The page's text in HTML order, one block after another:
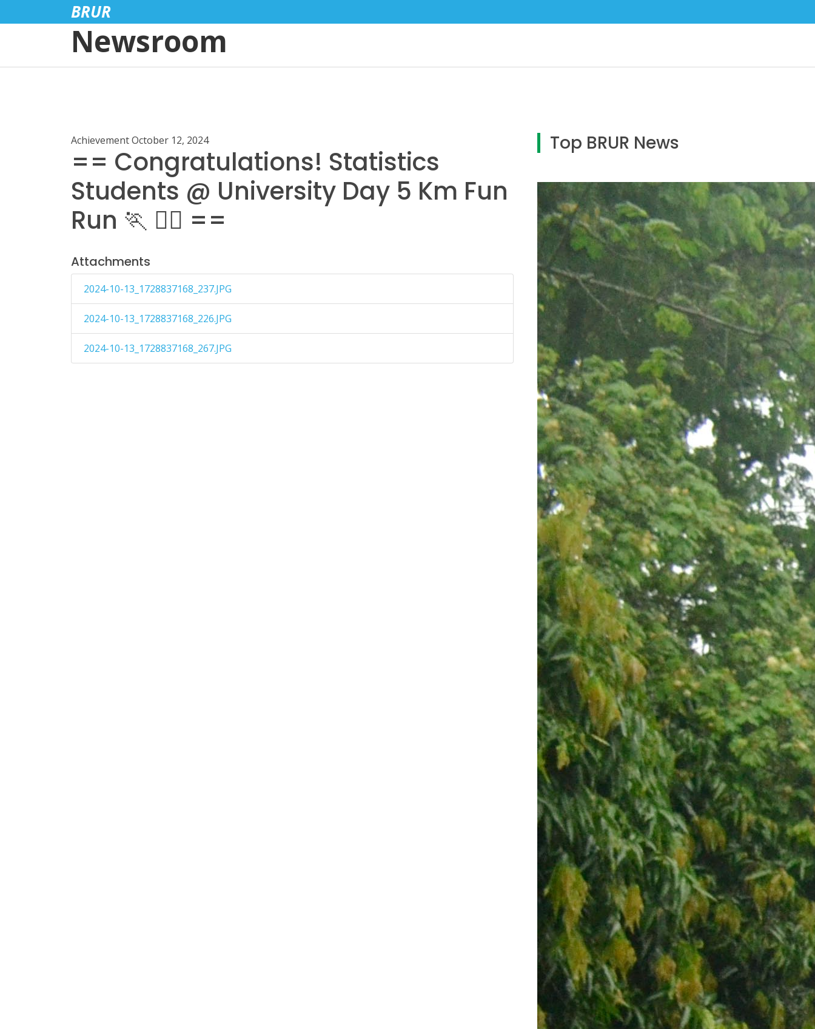
BRUR
Newsroom
AchievementOctober 12, 2024
== Congratulations! Statistics
Students @ University Day 5 Km Fun
Run 🏃 🏃‍♂️ ==
Attachments
2024-10-13_1728837168_237.JPG
2024-10-13_1728837168_226.JPG
2024-10-13_1728837168_267.JPG
Top BRUR News